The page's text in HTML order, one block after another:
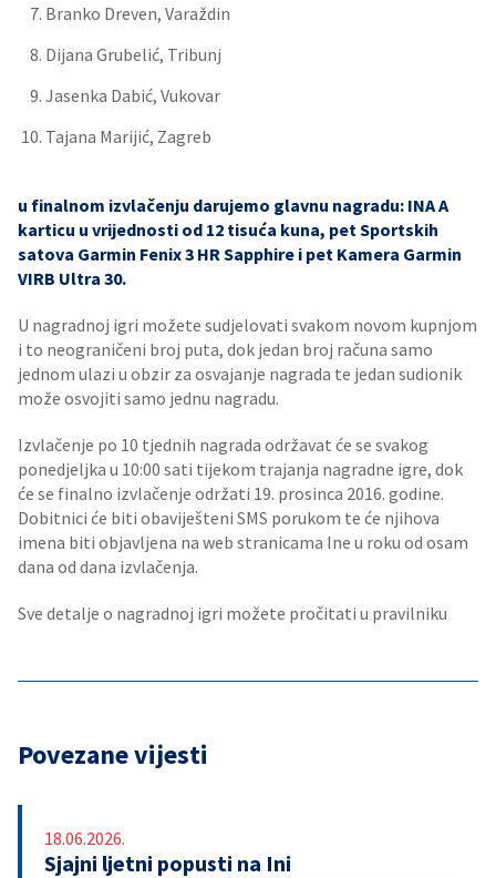
Branko Dreven, Varaždin
Dijana Grubelić, Tribunj
Jasenka Dabić, Vukovar
Tajana Marijić, Zagreb
u finalnom izvlačenju darujemo glavnu nagradu: INA A
karticu u vrijednosti od 12 tisuća kuna, pet Sportskih
satova Garmin Fenix 3 HR Sapphire i pet Kamera Garmin
VIRB Ultra 30.
U nagradnoj igri možete sudjelovati svakom novom kupnjom
i to neograničeni broj puta, dok jedan broj računa samo
jednom ulazi u obzir za osvajanje nagrada te jedan sudionik
može osvojiti samo jednu nagradu.
Izvlačenje po 10 tjednih nagrada održavat će se svakog
ponedjeljka u 10:00 sati tijekom trajanja nagradne igre, dok
će se finalno izvlačenje održati 19. prosinca 2016. godine.
Dobitnici će biti obaviješteni SMS porukom te će njihova
imena biti objavljena na web stranicama Ine u roku od osam
dana od dana izvlačenja.
Sve detalje o nagradnoj igri možete pročitati u pravilniku
Povezane vijesti
18.06.2026.
Sjajni ljetni popusti na Ini